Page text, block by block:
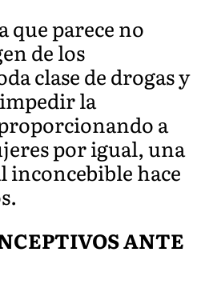
que parece no
de los
clase de drogas y
la
a
por igual, una
inconcebible hace
ANTE